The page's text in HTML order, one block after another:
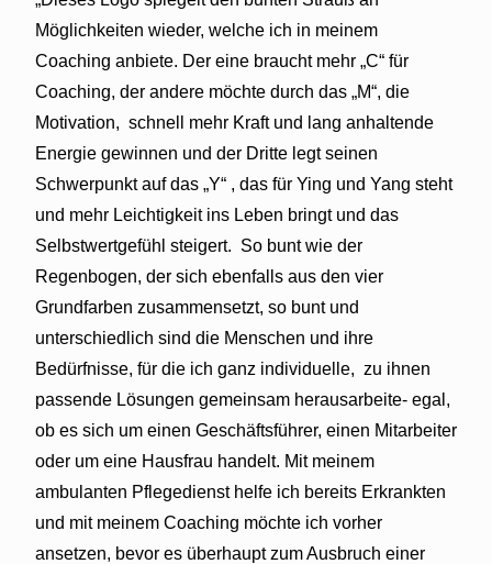
Möglichkeiten wieder, welche ich in meinem
Coaching anbiete. Der eine braucht mehr „C“ für
Coaching, der andere möchte durch das „M“, die
Motivation, schnell mehr Kraft und lang anhaltende
Energie gewinnen und der Dritte legt seinen
Schwerpunkt auf das „Y“ , das für Ying und Yang steht
und mehr Leichtigkeit ins Leben bringt und das
Selbstwertgefühl steigert. So bunt wie der
Regenbogen, der sich ebenfalls aus den vier
Grundfarben zusammensetzt, so bunt und
unterschiedlich sind die Menschen und ihre
Bedürfnisse, für die ich ganz individuelle, zu ihnen
passende Lösungen gemeinsam herausarbeite- egal,
ob es sich um einen Geschäftsführer, einen Mitarbeiter
oder um eine Hausfrau handelt. Mit meinem
ambulanten Pflegedienst helfe ich bereits Erkrankten
und mit meinem Coaching möchte ich vorher
ansetzen, bevor es überhaupt zum Ausbruch einer